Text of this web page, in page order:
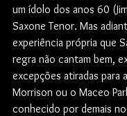
um ídolo dos anos 60
Saxone Tenor. Mas
experiência própria que
regra não cantam bem,
excepções atiradas para
Morrison ou o Maceo
conhecido por demais